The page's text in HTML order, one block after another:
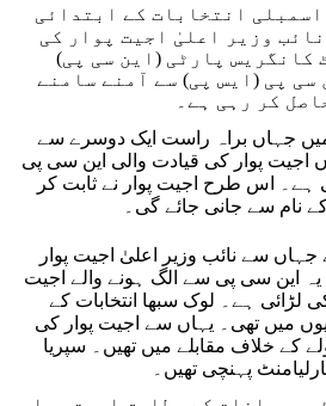
انتخابات کے ابتدائی
وزیر اعلیٰ اجیت پوار کی
کانگریس پارٹی (این سی پی)
سی پی (ایس پی) سے آمنے سامنے
کر رہی ہے۔
37 سیٹوں میں جہاں براہ راست ایک دوسرے سے
اجیت پوار کی قیادت والی این سی پی
ہے۔ اس طرح اجیت پوار نے ثابت کر
نام سے جانی جائے گی۔
سے نائب وزیر اعلیٰ اجیت پوار
یہ این سی پی سے الگ ہونے والے اجیت
لڑائی ہے۔ لوک سبھا انتخابات کے
میں تھی۔ یہاں سے اجیت پوار کی
کے خلاف مقابلے میں تھیں۔ سپریا
پہنچی تھیں۔